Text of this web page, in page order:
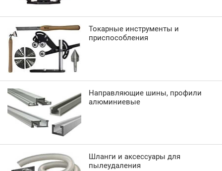
Токарные инструменты и
приспособления
Направляющие шины, профили
алюминиевые
Шланги и аксессуары для
пылеудаления